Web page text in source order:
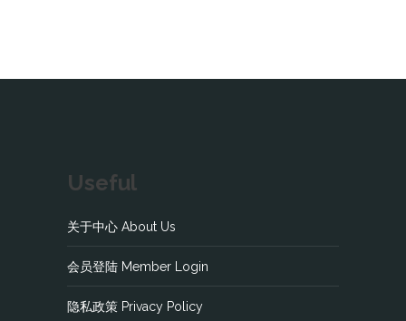
Useful
关于中心 About Us
会员登陆 Member Login
隐私政策 Privacy Policy